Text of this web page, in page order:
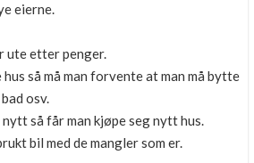
eierne.
ute etter penger.
så må man forvente at man må bytte
osv.
så får man kjøpe seg nytt hus.
bil med de mangler som er.